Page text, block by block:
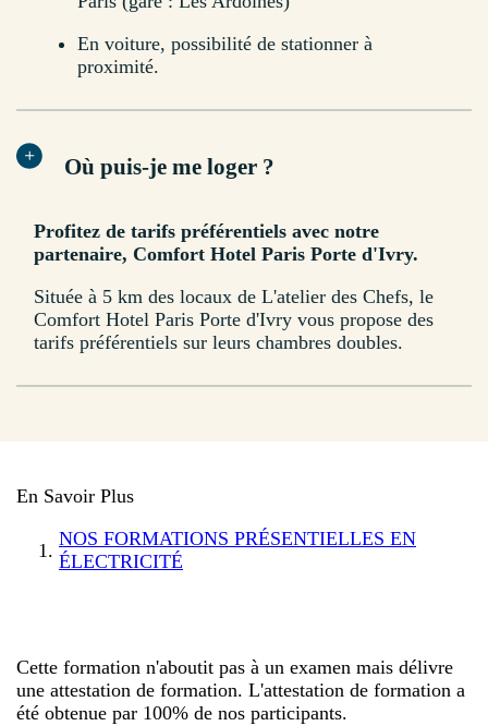
En voiture, possibilité de stationner à
proximité.
Où puis-je me loger ?
Profitez de tarifs préférentiels avec notre
partenaire, Comfort Hotel Paris Porte d'Ivry.
Située à 5 km des locaux de L'atelier des Chefs, le
Comfort Hotel Paris Porte d'Ivry vous propose des
tarifs préférentiels sur leurs chambres doubles.
En Savoir Plus
NOS FORMATIONS PRÉSENTIELLES EN
ÉLECTRICITÉ
Cette formation n'aboutit pas à un examen mais délivre
une attestation de formation. L'attestation de formation a
été obtenue par 100% de nos participants.